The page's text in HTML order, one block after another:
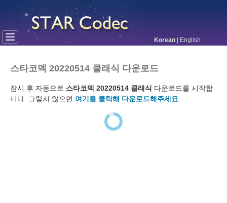
Korean English
스타코덱 20220514 클래식 다운로드
잠시 후 자동으로 스타코덱 20220514 클래식 다운로드를 시작합
니다. 그렇지 않으면 여기를 클릭해 다운로드해주세요